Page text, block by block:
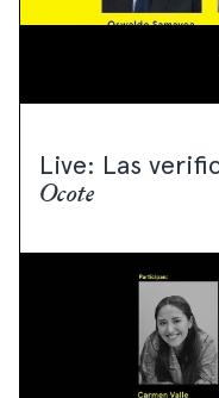
Live: Las
Ocote